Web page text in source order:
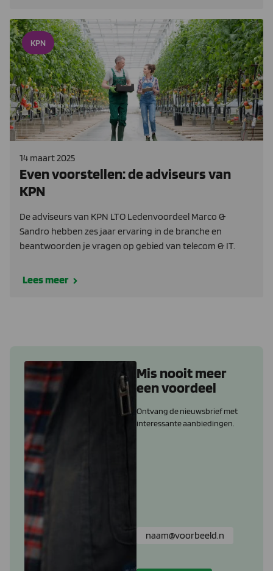
KPN
14 maart 2025
Even voorstellen: de adviseurs van
KPN
De adviseurs van KPN LTO Ledenvoordeel Marco &
Sandro hebben zes jaar ervaring in de branche en
beantwoorden je vragen op gebied van telecom & IT.
Lees meer
Mis nooit meer
een voordeel
Ontvang de nieuwsbrief met
interessante aanbiedingen.